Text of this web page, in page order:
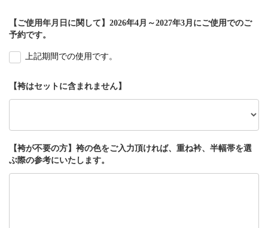
【ご使用年月日に関して】2026年4月～2027年3月にご使用でのご
予約です。
上記期間での使用です。
【袴はセットに含まれません】
【袴が不要の方】袴の色をご入力頂ければ、重ね衿、半幅帯を選
ぶ際の参考にいたします。